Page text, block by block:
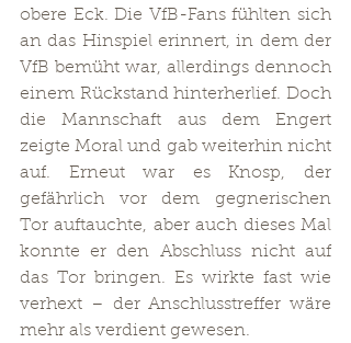
obere Eck. Die VfB-Fans fühlten sich
an das Hinspiel erinnert, in dem der
VfB bemüht war, allerdings dennoch
einem Rückstand hinterherlief. Doch
die Mannschaft aus dem Engert
zeigte Moral und gab weiterhin nicht
auf. Erneut war es Knosp, der
gefährlich vor dem gegnerischen
Tor auftauchte, aber auch dieses Mal
konnte er den Abschluss nicht auf
das Tor bringen. Es wirkte fast wie
verhext – der Anschlusstreffer wäre
mehr als verdient gewesen.